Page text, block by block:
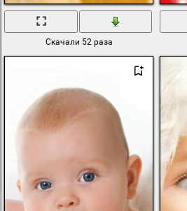
Скачали 52 раза